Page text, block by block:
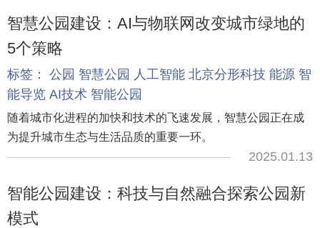
智慧公园建设：AI与物联网改变城市绿地的
5个策略
标签： 公园 智慧公园 人工智能 北京分形科技 能源 智
能导览 AI技术 智能公园
随着城市化进程的加快和技术的飞速发展，智慧公园正在成
为提升城市生态与生活品质的重要一环。
2025.01.13
智能公园建设：科技与自然融合探索公园新
模式